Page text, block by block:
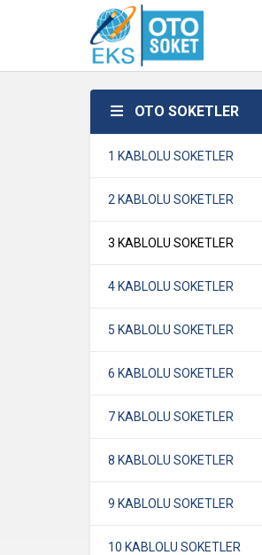
OTO SOKETLER
1 KABLOLU SOKETLER
2 KABLOLU SOKETLER
3 KABLOLU SOKETLER
4 KABLOLU SOKETLER
5 KABLOLU SOKETLER
6 KABLOLU SOKETLER
7 KABLOLU SOKETLER
8 KABLOLU SOKETLER
9 KABLOLU SOKETLER
10 KABLOLU SOKETLER